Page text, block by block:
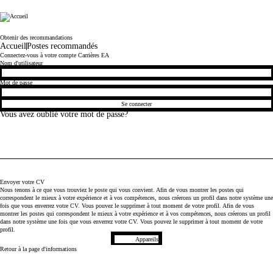
Electronic Arts
Obtenir des recommandations
AccueilPostes recommandés
Connectez-vous à votre compte Carrières EA
Connexion
Nom d'utilisateur
Mot de passe
Se connecter
Vous avez oublié votre mot de passe?
Envoyer votre CV
Nous tenons à ce que vous trouviez le poste qui vous convient. Afin de vous montrer les postes qui
correspondent le mieux à votre expérience et à vos compétences, nous créerons un profil dans notre système une
fois que vous enverrez votre CV. Vous pouvez le supprimer à tout moment de votre profil. Afin de vous
montrer les postes qui correspondent le mieux à votre expérience et à vos compétences, nous créerons un profil
dans notre système une fois que vous enverrez votre CV. Vous pouvez le supprimer à tout moment de votre
profil.
Appareils
Chargement du CV
Retour à la page d'informations